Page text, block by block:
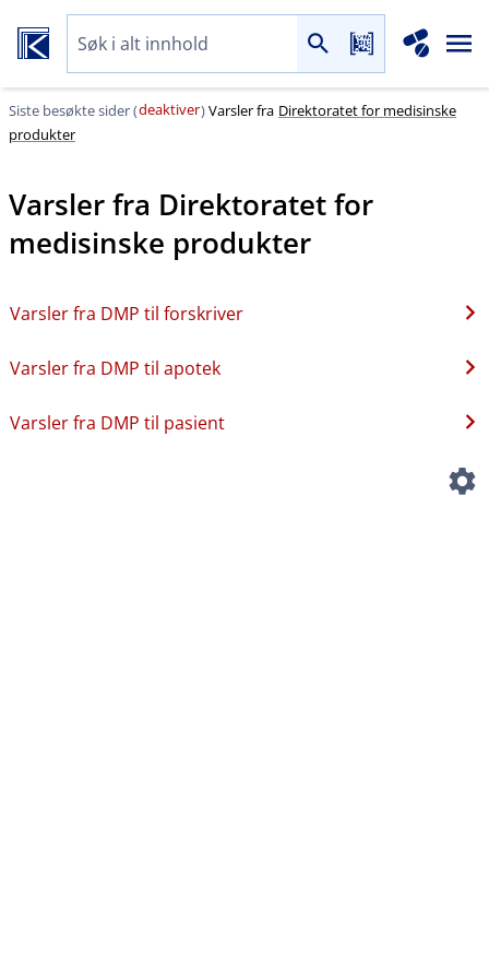
Siste besøkte sider (deaktiver)Varsler fra Direktoratet for medisinske
produkter
Varsler fra Direktoratet for
medisinske produkter
Varsler fra DMP til forskriver
Varsler fra DMP til apotek
Varsler fra DMP til pasient